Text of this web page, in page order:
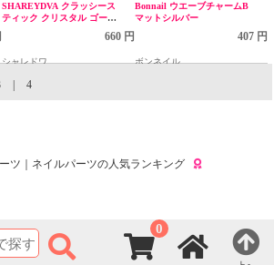
0
SHAREYDVA クラッシース
ティック クリスタル ゴール
660 円
シャレドワ
Bonnail ウエーブチャームB
マットシルバー
407 円
ボンネイル
4
ツ｜ネイルパーツの人気ランキング